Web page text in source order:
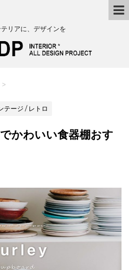
リアに、デザインを
>
テージ / レトロ
かわいい食器棚おす